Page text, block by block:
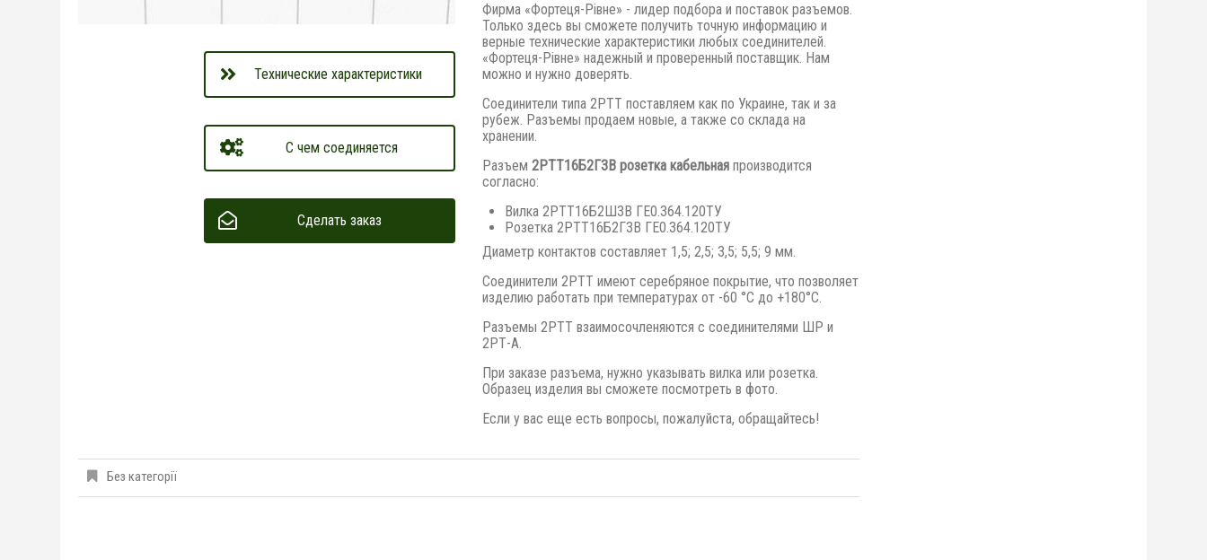
Технические характеристики
С чем соединяется
Сделать заказ
Фирма «Фортеця-Рівне» - лидер подбора и поставок разъемов.
Только здесь вы сможете получить точную информацию и
верные технические характеристики любых соединителей.
«Фортеця-Рівне» надежный и проверенный поставщик. Нам
можно и нужно доверять.
Соединители типа 2РТТ поставляем как по Украине, так и за
рубеж. Разъемы продаем новые, а также со склада на
хранении.
Разъем 2РТТ16Б2Г3В розетка кабельная производится
согласно:
Вилка 2РТТ16Б2Ш3В ГЕ0.364.120ТУ
Розетка 2РТТ16Б2Г3В ГЕ0.364.120ТУ
Диаметр контактов составляет 1,5; 2,5; 3,5; 5,5; 9 мм.
Соединители 2РТТ имеют серебряное покрытие, что позволяет
изделию работать при температурах от -60 °С до +180°С.
Разъемы 2РТТ взаимосочленяются с соединителями ШР и
2РТ-А.
При заказе разъема, нужно указывать вилка или розетка.
Образец изделия вы сможете посмотреть в фото.
Если у вас еще есть вопросы, пожалуйста, обращайтесь!
Без категорії